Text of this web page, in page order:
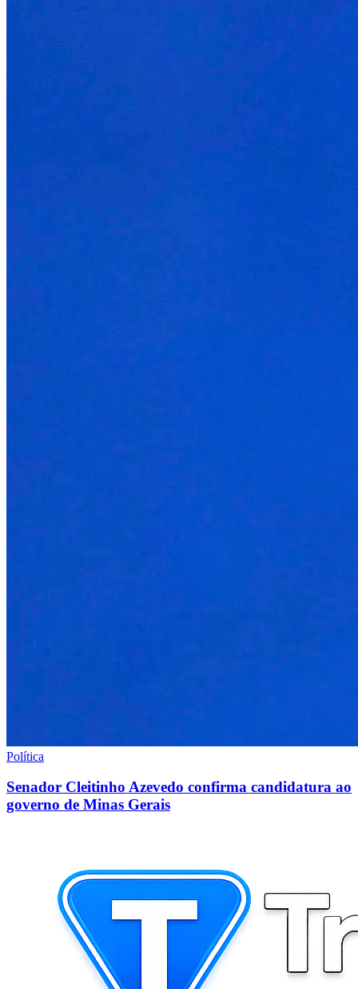
Política
Senador Cleitinho Azevedo confirma candidatura ao
governo de Minas Gerais